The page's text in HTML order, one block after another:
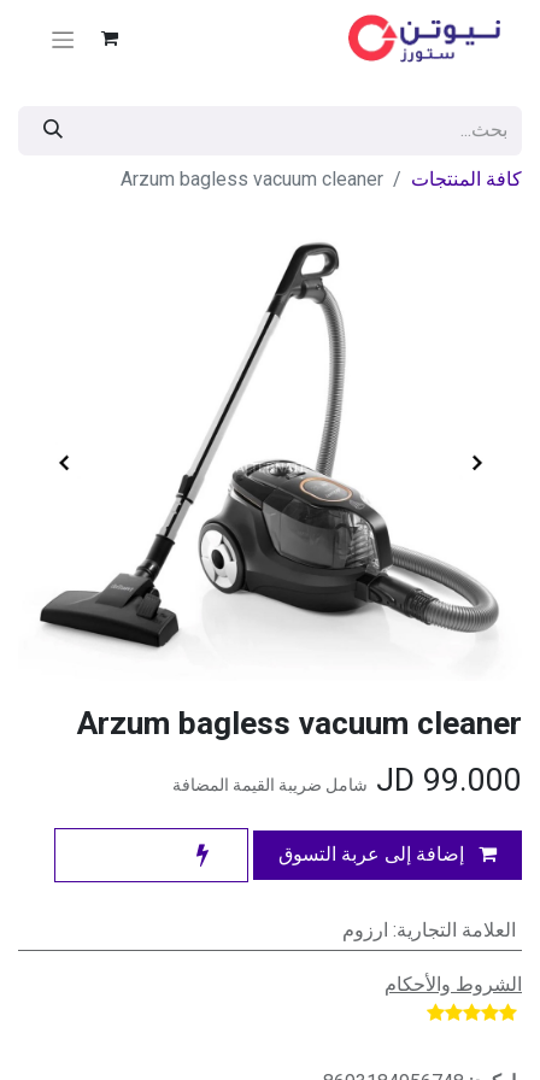
كافة المنتجات Arzum bagless vacuum cleaner
Arzum bagless vacuum cleaner
99.000
شامل ضريبة القيمة المضافة
إضافة إلى عربة التسوق
العلامة التجارية: ارزوم
الشروط والأحكام